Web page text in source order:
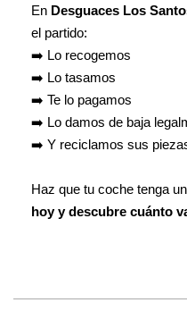
En Desguaces Los
el partido:
➡️ Lo recogemos
➡️ Lo tasamos
➡️ Te lo pagamos
➡️ Lo damos de baja
➡️ Y reciclamos sus
Haz que tu coche tenga
hoy y descubre cuánto